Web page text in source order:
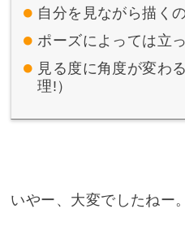
自分を見ながら描く
ポーズによっては立
見る度に角度が変わ
理!）
いやー、大変でしたねー。